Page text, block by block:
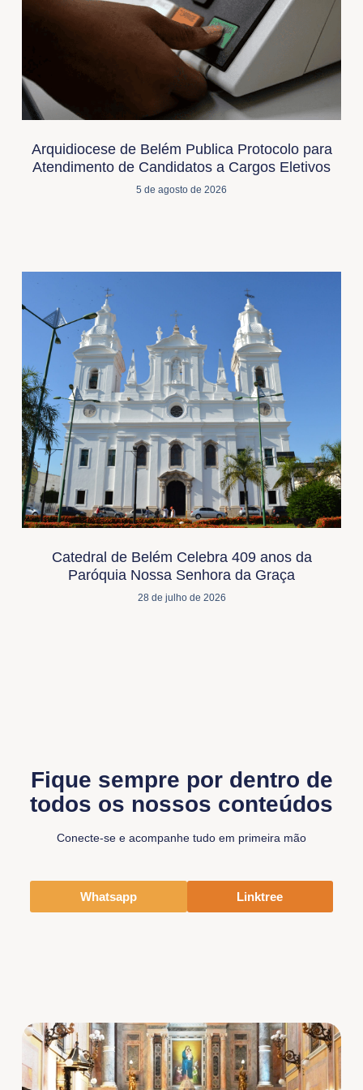
Arquidiocese de Belém Publica Protocolo para
Atendimento de Candidatos a Cargos Eletivos
5 de agosto de 2026
Catedral de Belém Celebra 409 anos da
Paróquia Nossa Senhora da Graça
28 de julho de 2026
Fique sempre por dentro de
todos os nossos conteúdos
Conecte-se e acompanhe tudo em primeira mão
Whatsapp Linktree